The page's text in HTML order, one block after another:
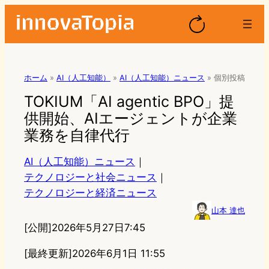
ホーム » AI（人工知能） » AI（人工知能）ニュース » 個別投稿
TOKIUM「AI agentic BPO」提
供開始、AIエージェントが企業
業務を自律代行
AI（人工知能）ニュース ｜
テクノロジーと社会ニュース ｜
テクノロジーと経済ニュース
山本 達也
[公開]2026年5月27日7:45
[最終更新]2026年6月1日 11:55